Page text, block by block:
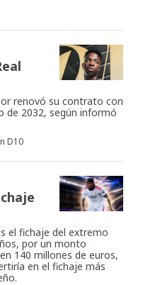
renovó su contrato con
de 2032, según informó
D10
el fichaje del extremo
por un monto
140 millones de euros,
en el fichaje más